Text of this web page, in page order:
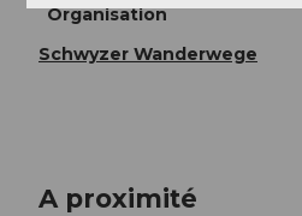
Organisation
Schwyzer Wanderwege
A proximité